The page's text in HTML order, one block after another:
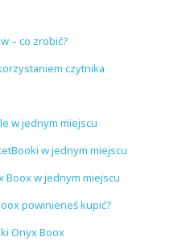
– co zrobić?
czytnika
w jednym miejscu
w jednym miejscu
Boox w jednym miejscu
powinieneś kupić?
Onyx Boox